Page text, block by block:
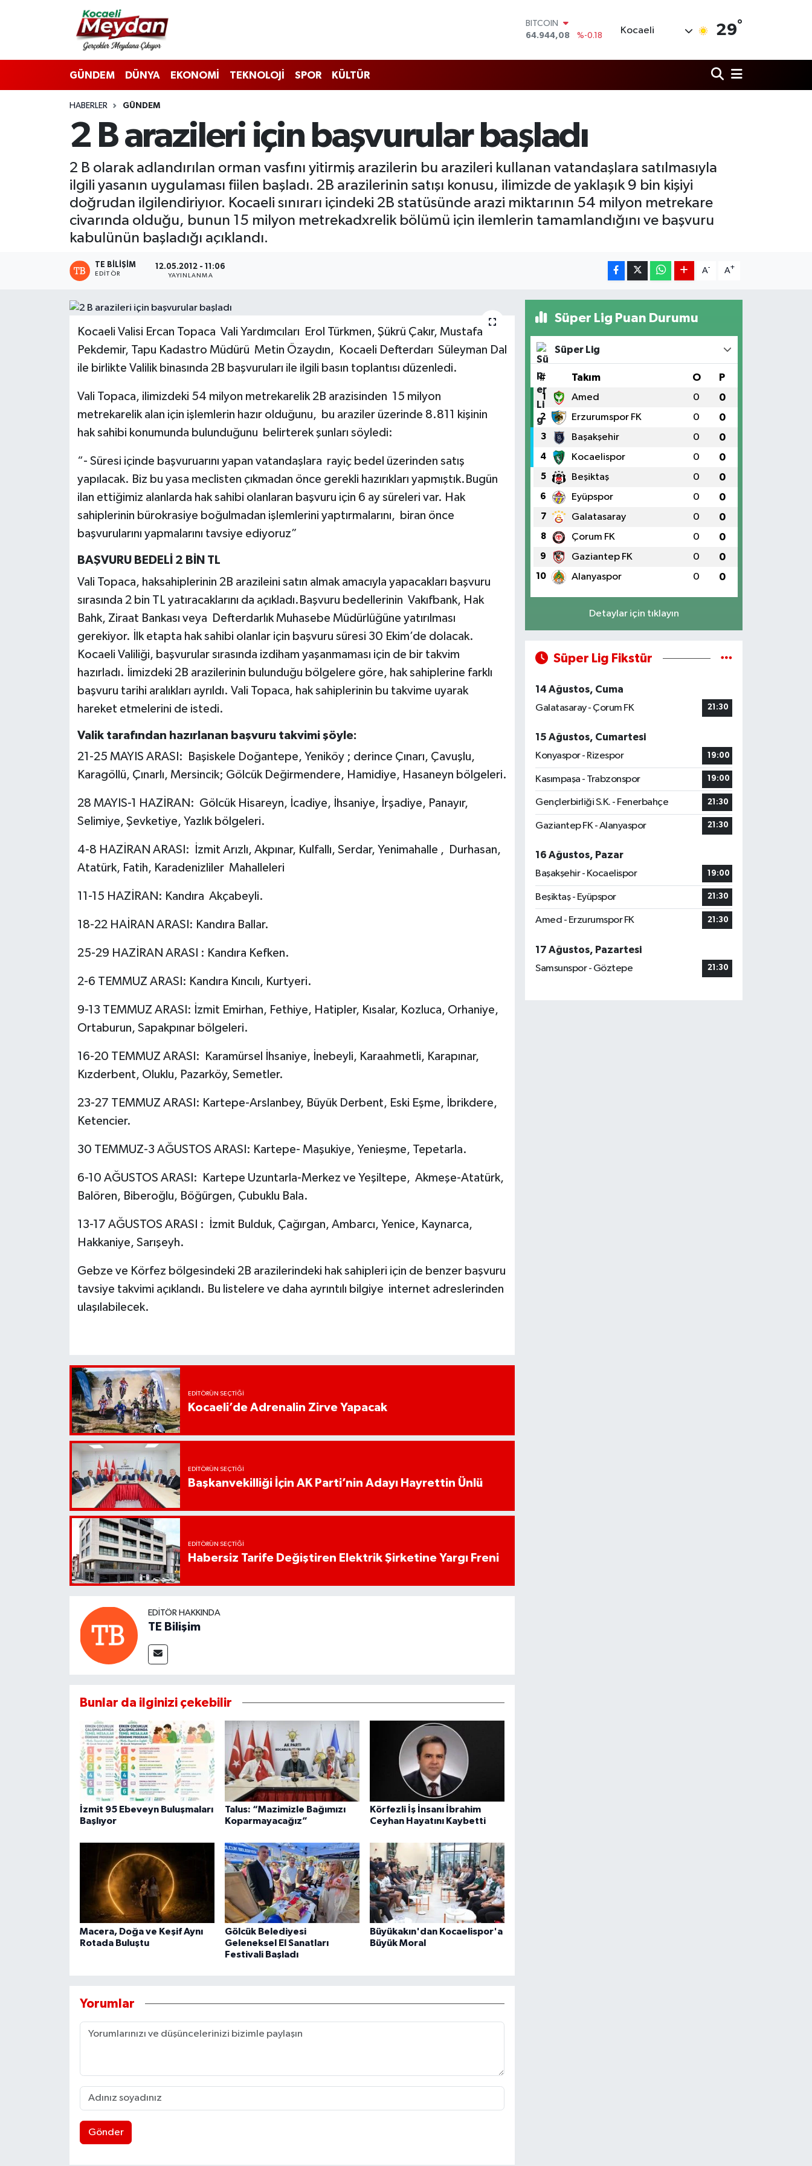
BITCOIN
64.944,08
%-0.18
47,7436
%0.18
6660.55
%0.03
BİST100
Kocaeli 29°
GÜNDEM DÜNYA EKONOMİ TEKNOLOJİ SPOR KÜLTÜR
HABERLER GÜNDEM
2 B arazileri için başvurular başladı
2 B olarak adlandırılan orman vasfını yitirmiş arazilerin bu arazileri kullanan vatandaşlara satılmasıyla
ilgili yasanın uygulaması fiilen başladı. 2B arazilerinin satışı konusu, ilimizde de yaklaşık 9 bin kişiyi
doğrudan ilgilendiriyıor. Kocaeli sınırarı içindeki 2B statüsünde arazi miktarının 54 milyon metrekare
civarında olduğu, bunun 15 milyon metrekadxrelik bölümü için ilemlerin tamamlandığını ve başvuru
kabulünün başladığı açıklandı.
TE BILIŞIM
EDITÖR
12.05.2012 - 11:06
YAYINLANMA
A- A+
Kocaeli Valisi Ercan Topaca Vali Yardımcıları Erol Türkmen, Şükrü Çakır, Mustafa
Pekdemir, Tapu Kadastro Müdürü Metin Özaydın, Kocaeli Defterdarı Süleyman Dal
ile birlikte Valilik binasında 2B başvuruları ile ilgili basın toplantısı düzenledi.
Vali Topaca, ilimizdeki 54 milyon metrekarelik 2B arazisinden 15 milyon
metrekarelik alan için işlemlerin hazır olduğunu, bu araziler üzerinde 8.811 kişinin
hak sahibi konumunda bulunduğunu belirterek şunları söyledi:
“- Süresi içinde başvuruarını yapan vatandaşlara rayiç bedel üzerinden satış
yapılacak. Biz bu yasa meclisten çıkmadan önce gerekli hazırıkları yapmıştık.Bugün
ilan ettiğimiz alanlarda hak sahibi olanlaran başvuru için 6 ay süreleri var. Hak
sahiplerinin bürokrasiye boğulmadan işlemlerini yaptırmalarını, biran önce
başvurularını yapmalarını tavsiye ediyoruz”
BAŞVURU BEDELİ 2 BİN TL
Vali Topaca, haksahiplerinin 2B arazileini satın almak amacıyla yapacakları başvuru
sırasında 2 bin TL yatıracaklarını da açıkladı.Başvuru bedellerinin Vakıfbank, Hak
Bahk, Ziraat Bankası veya Defterdarlık Muhasebe Müdürlüğüne yatırılması
gerekiyor. İlk etapta hak sahibi olanlar için başvuru süresi 30 Ekim’de dolacak.
Kocaeli Valiliği, başvurular sırasında izdiham yaşanmaması için de bir takvim
hazırladı. İimizdeki 2B arazilerinin bulunduğu bölgelere göre, hak sahiplerine farklı
başvuru tarihi aralıkları ayrıldı. Vali Topaca, hak sahiplerinin bu takvime uyarak
hareket etmelerini de istedi.
Valik tarafından hazırlanan başvuru takvimi şöyle:
21-25 MAYIS ARASI: Başiskele Doğantepe, Yeniköy ; derince Çınarı, Çavuşlu,
Karagöllü, Çınarlı, Mersincik; Gölcük Değirmendere, Hamidiye, Hasaneyn bölgeleri.
28 MAYIS-1 HAZİRAN: Gölcük Hisareyn, İcadiye, İhsaniye, İrşadiye, Panayır,
Selimiye, Şevketiye, Yazlık bölgeleri.
4-8 HAZİRAN ARASI: İzmit Arızlı, Akpınar, Kulfallı, Serdar, Yenimahalle , Durhasan,
Atatürk, Fatih, Karadenizliler Mahalleleri
11-15 HAZİRAN: Kandıra Akçabeyli.
18-22 HAİRAN ARASI: Kandıra Ballar.
25-29 HAZİRAN ARASI : Kandıra Kefken.
2-6 TEMMUZ ARASI: Kandıra Kıncılı, Kurtyeri.
9-13 TEMMUZ ARASI: İzmit Emirhan, Fethiye, Hatipler, Kısalar, Kozluca, Orhaniye,
Ortaburun, Sapakpınar bölgeleri.
16-20 TEMMUZ ARASI: Karamürsel İhsaniye, İnebeyli, Karaahmetli, Karapınar,
Kızderbent, Oluklu, Pazarköy, Semetler.
23-27 TEMMUZ ARASI: Kartepe-Arslanbey, Büyük Derbent, Eski Eşme, İbrikdere,
Ketencier.
30 TEMMUZ-3 AĞUSTOS ARASI: Kartepe- Maşukiye, Yenieşme, Tepetarla.
6-10 AĞUSTOS ARASI: Kartepe Uzuntarla-Merkez ve Yeşiltepe, Akmeşe-Atatürk,
Balören, Biberoğlu, Böğürgen, Çubuklu Bala.
13-17 AĞUSTOS ARASI : İzmit Bulduk, Çağırgan, Ambarcı, Yenice, Kaynarca,
Hakkaniye, Sarışeyh.
Gebze ve Körfez bölgesindeki 2B arazilerindeki hak sahipleri için de benzer başvuru
tavsiye takvimi açıklandı. Bu listelere ve daha ayrıntılı bilgiye internet adreslerinden
ulaşılabilecek.
EDITÖRÜN SEÇTIĞI
Kocaeli’de Adrenalin Zirve Yapacak
EDITÖRÜN SEÇTIĞI
Başkanvekilliği İçin AK Parti’nin Adayı Hayrettin Ünlü
EDITÖRÜN SEÇTIĞI
Habersiz Tarife Değiştiren Elektrik Şirketine Yargı Freni
EDITÖR HAKKINDA
TE Bilişim
Bunlar da ilginizi çekebilir
İzmit 95 Ebeveyn Buluşmaları
Başlıyor
Talus: “Mazimizle Bağımızı
Koparmayacağız”
Körfezli İş İnsanı İbrahim
Ceyhan Hayatını Kaybetti
Macera, Doğa ve Keşif Aynı
Rotada Buluştu
Gölcük Belediyesi
Geleneksel El Sanatları
Festivali Başladı
Büyükakın'dan Kocaelispor'a
Büyük Moral
Yorumlar
Gönder
Süper Lig Puan Durumu
Süper Lig
# Takım O P
1 Amed 0 0
2 Erzurumspor FK 0 0
3 Başakşehir 0 0
4 Kocaelispor 0 0
5 Beşiktaş 0 0
6 Eyüpspor 0 0
7 Galatasaray 0 0
8 Çorum FK 0 0
9 Gaziantep FK 0 0
10 Alanyaspor 0 0
Detaylar için tıklayın
Süper Lig Fikstür
14 Ağustos, Cuma
Galatasaray - Çorum FK
21:30
15 Ağustos, Cumartesi
Konyaspor - Rizespor
19:00
Kasımpaşa - Trabzonspor 19:00
Gençlerbirliği S.K. - Fenerbahçe 21:30
Gaziantep FK - Alanyaspor 21:30
16 Ağustos, Pazar
Başakşehir - Kocaelispor
19:00
Beşiktaş - Eyüpspor 21:30
Amed - Erzurumspor FK 21:30
17 Ağustos, Pazartesi
Samsunspor - Göztepe
21:30
Nöbetçi Eczaneler
Hava Durumu
Trafik Durumu
Süper Lig Puan Durumu ve Fikstür
Tüm Manşetler
Son Dakika Haberleri
Haber Arşivi